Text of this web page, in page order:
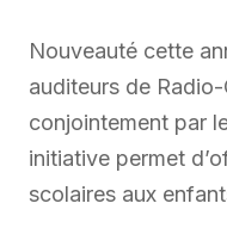
Nouveauté cette
auditeurs de
conjointement par
initiative permet
scolaires aux